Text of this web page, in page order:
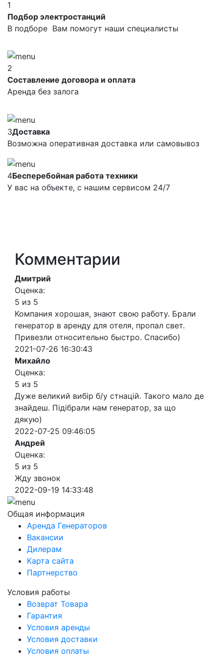
1
Подбор электростанций
В подборе Вам помогут наши специалисты
2
Составление договора и оплата
Аренда без залога
3Доставка
Возможна оперативная доставка или самовывоз
4Бесперебойная работа техники
У вас на объекте, с нашим сервисом 24/7
Комментарии
Дмитрий
Оценка:
5 из 5
Компания хорошая, знают свою работу. Брали
генератор в аренду для отеля, пропал свет.
Привезли относительно быстро. Спасибо)
2021-07-26 16:30:43
Михайло
Оценка:
5 из 5
Дуже великий вибір б/у стнацій. Такого мало де
знайдеш. Підібрали нам генератор, за що
дякую)
2022-07-25 09:46:05
Андрей
Оценка:
5 из 5
Жду звонок
2022-09-19 14:33:48
Общая информация
Аренда Генераторов
Вакансии
Дилерам
Карта сайта
Партнерство
Условия работы
Возврат Товара
Гарантия
Условия аренды
Условия доставки
Условия оплаты